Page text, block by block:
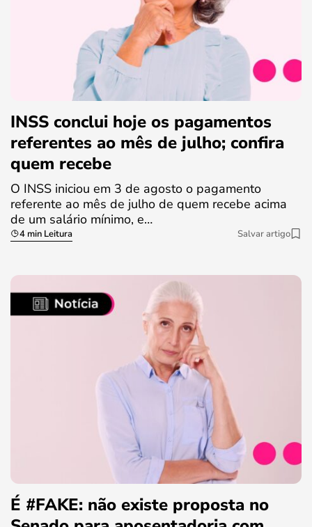
INSS conclui hoje os pagamentos
referentes ao mês de julho; confira
quem recebe
O INSS iniciou em 3 de agosto o pagamento
referente ao mês de julho de quem recebe acima
de um salário mínimo, e…
4 min Leitura Salvar artigo
É #FAKE: não existe proposta no